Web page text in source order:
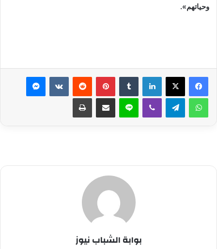
وحياتهم».
لينكدإن بينتيريست ماسنجر
واتساب تيلقرام ڤايبر لاين مشاركة عبر البريد طباعة
بوابة الشباب نيوز